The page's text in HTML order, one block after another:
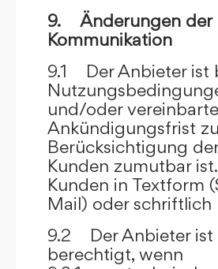
9. Änderungen der
Kommunikation
9.1 Der Anbieter ist
und/oder
Ankündigungsfrist
Berücksichtigung
Kunden zumutbar
Kunden in Textform
Mail) oder schriftlich
9.2 Der Anbieter ist
berechtigt, wenn